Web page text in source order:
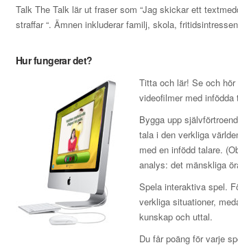
Talk The Talk lär ut fraser som “Jag skickar ett
straffar “. Ämnen inkluderar familj, skola,
Hur fungerar det?
Titta och lär! Se och
videofilmer med infödda
Bygga upp
tala i den verkliga
med en infödd talare.
analys: det mänskliga
Spela interaktiva spel.
verkliga situationer,
kunskap och uttal.
Du får poäng för varje